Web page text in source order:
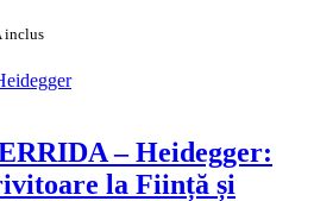
inclus
– Heidegger:
la Ființă și